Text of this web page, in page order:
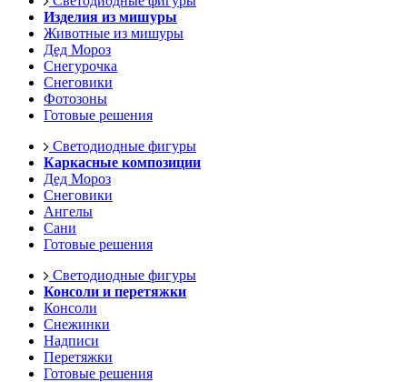
Изделия из мишуры
Животные из мишуры
Дед Мороз
Снегурочка
Снеговики
Фотозоны
Готовые решения
Светодиодные фигуры
Каркасные композиции
Дед Мороз
Снеговики
Ангелы
Сани
Готовые решения
Светодиодные фигуры
Консоли и перетяжки
Консоли
Снежинки
Надписи
Перетяжки
Готовые решения